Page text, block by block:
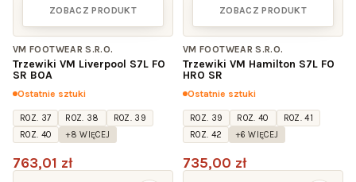
ZOBACZ PRODUKT
VM FOOTWEAR S.R.O.
Trzewiki VM Liverpool S7L FO
SR BOA
Ostatnie sztuki
ROZ. 37 ROZ. 38
ROZ. 39
ROZ. 40
+8 WIĘCEJ
763,01 zł
ZOBACZ PRODUKT
VM FOOTWEAR S.R.O.
Trzewiki VM Hamilton S7L FO
HRO SR
Ostatnie sztuki
ROZ. 39 ROZ. 40
ROZ. 41
ROZ. 42
+6 WIĘCEJ
735,00 zł